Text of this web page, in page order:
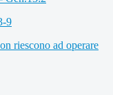
9
riescono ad operare